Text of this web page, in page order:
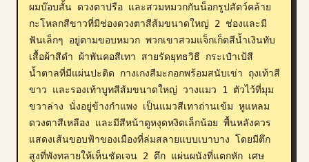
ผมบ๊อบสั้น ดวงตาปรือ และสวมหมวกกันน็อกรูปสัตว์คล้าย
กะโหลกสีขาวที่มีช่องดวงตาสีส้มขนาดใหญ่ 2 ช่องและมี
ฟันเล็กๆ อยู่ตามขอบหมวก พวกเขาสวมแจ็กเก็ตสีน้ำเงินทับ
เสื้อผ้าสีดำ ผ้าพันคอสีเทา สายรัดยุทธวิธี กระเป๋าเป้สี
น้ำตาลที่มีแผ่นปะติด กางเกงสีมะกอกพร้อมสนับเข่า ถุงเท้าสี
ขาว และรองเท้าบูทสีส้มขนาดใหญ่ วางแมว 1 ตัวไว้ที่มุม
ขวาล่าง นั่งอยู่ข้างกำแพง เป็นแมวสีเทาถ่านเข้ม หูแหลม
ดวงตาสีเหลือง และมีสีหน้าดูหงุดหงิดเล็กน้อย พื้นหลังควร
แสดงเส้นขอบฟ้าของเมืองที่ล่มสลายแบบเบาบาง โดยมีตึก
สูงที่พังทลายให้เห็นชัดเจน 2 ตึก แผ่นผนังที่แตกหัก เศษ